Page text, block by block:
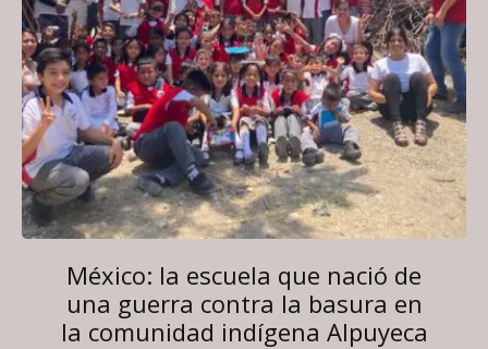
México: la escuela que nació de
una guerra contra la basura en
la comunidad indígena Alpuyeca